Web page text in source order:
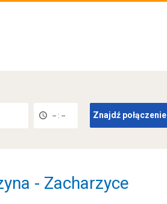
-- : -- Znajdź połączenie
- Zacharzyce